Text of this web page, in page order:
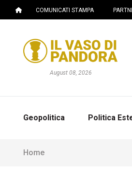
COMUNICATI STAMPA
August 08, 2026
Geopolitica Politica
Home